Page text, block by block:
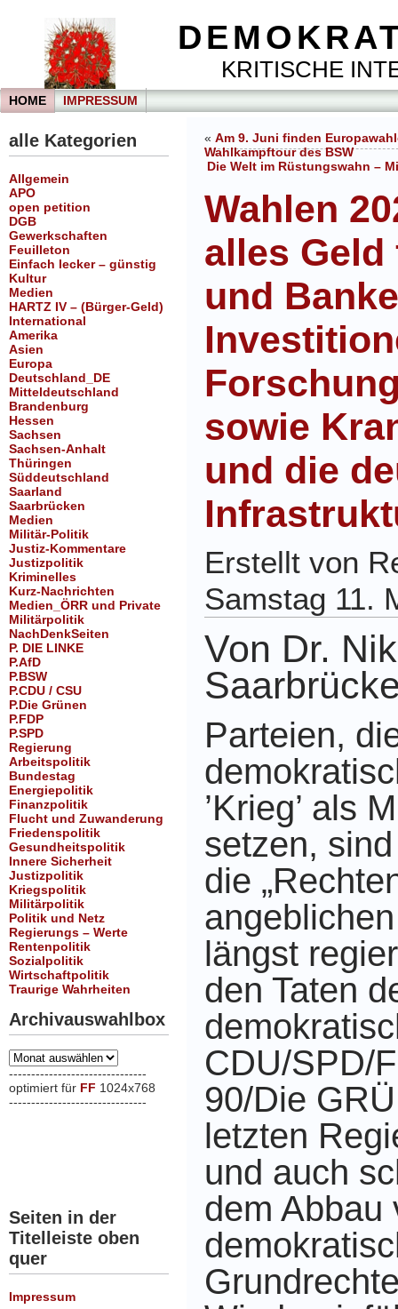
KRITISCHE
HOME IMPRESSUM
alle Kategorien
Allgemein
APO
open petition
DGB
Gewerkschaften
Feuilleton
Einfach lecker – günstig
Kultur
Medien
HARTZ IV – (Bürger-Geld)
International
Amerika
Asien
Europa
Deutschland_DE
Mitteldeutschland
Brandenburg
Hessen
Sachsen
Sachsen-Anhalt
Thüringen
Süddeutschland
Saarland
Saarbrücken
Medien
Militär-Politik
Justiz-Kommentare
Justizpolitik
Kriminelles
Kurz-Nachrichten
Medien_ÖRR und Private
Militärpolitik
NachDenkSeiten
P. DIE LINKE
P.AfD
P.BSW
P.CDU / CSU
P.Die Grünen
P.FDP
P.SPD
Regierung
Arbeitspolitik
Bundestag
Energiepolitik
Finanzpolitik
Flucht und Zuwanderung
Friedenspolitik
Gesundheitspolitik
Innere Sicherheit
Justizpolitik
Kriegspolitik
Militärpolitik
Politik und Netz
Regierungs – Werte
Rentenpolitik
Sozialpolitik
Wirtschaftpolitik
Traurige Wahrheiten
Archivauswahlbox
Archivauswahlbox
-------------------------------
optimiert für FF 1024x768
-------------------------------
Seiten in der
Titelleiste oben
quer
Impressum
« Am 9. Juni finden
Wahlkampftour des BSW
Die Welt im Rüstungswahn –
Wahlen
alles
und
sowie
und die
Erstellt von
Samstag 11.
Von Dr.
Parteien,
’Krieg’ als
setzen, sind
die
längst
den Taten
CDU/SPD/
90/Die
letzten
und auch
dem Abbau